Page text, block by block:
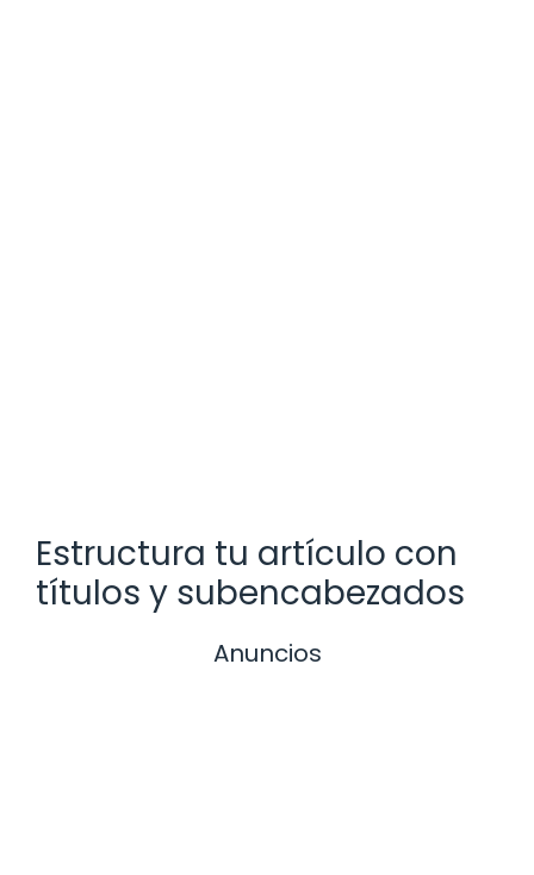
Estructura tu artículo con
títulos y subencabezados
Anuncios